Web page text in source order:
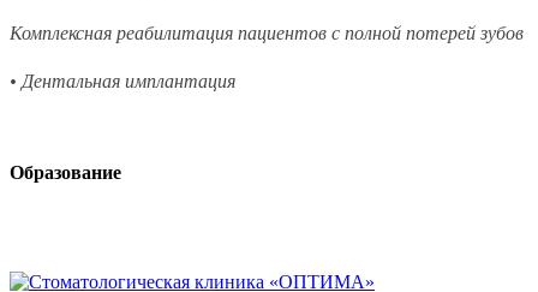
Комплексная реабилитация пациентов с полной потерей зубов
• Дентальная имплантация
Образование